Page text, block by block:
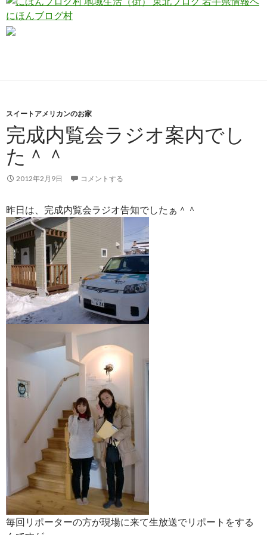
にほんブログ村
スイートアメリカンのお家
完成内覧会ラジオ案内でし
た＾＾
2012年2月9日 コメントする
昨日は、完成内覧会ラジオ告知でしたぁ＾＾
毎回リポーターの方が現場に来て生放送でリポートをする